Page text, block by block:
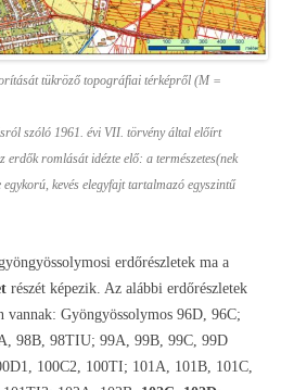
tükröző topográfiai térképről (M =
szóló 1961. évi VII. törvény által előírt
erdők romlását idézte elő: a természetes(nek
kevés elegyfajt tartalmazó egyszintű
erdőrészletek ma a
részét képezik. Az alábbi erdőrészletek
vannak: Gyöngyössolymos 96D, 96C;
98B, 98TIU; 99A, 99B, 99C, 99D
100C2, 100TI; 101A, 101B, 101C,